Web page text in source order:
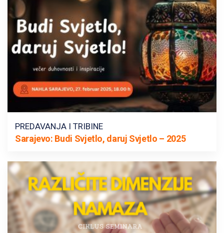
PREDAVANJA I TRIBINE
Sarajevo: Budi Svjetlo, daruj Svjetlo – 2025